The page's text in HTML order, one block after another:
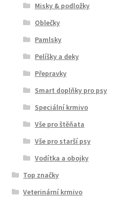
Misky & podložky
Oblečky
Pamlsky
Pelíšky a deky
Přepravky
Smart doplňky pro psy
Speciální krmivo
Vše pro štěňata
Vše pro starší psy
Vodítka a obojky
Top značky
Veterinární krmivo